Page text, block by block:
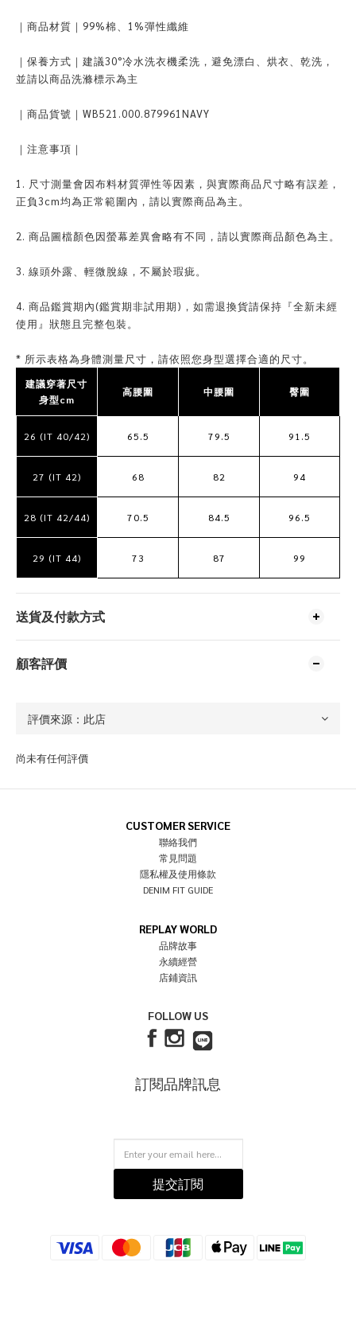
｜商品材質｜99%棉、1%彈性纖維
｜保養方式｜建議30°冷水洗衣機柔洗，避免漂白、烘衣、乾洗，
並請以商品洗滌標示為主
｜商品貨號｜WB521.000.879961NAVY
｜注意事項｜
1. 尺寸測量會因布料材質彈性等因素，與實際商品尺寸略有誤差，
正負3cm均為正常範圍內，請以實際商品為主。
2. 商品圖檔顏色因螢幕差異會略有不同，請以實際商品顏色為主。
3. 線頭外露、輕微脫線，不屬於瑕疵。
4. 商品鑑賞期內(鑑賞期非試用期)，如需退換貨請保持『全新未經
使用』狀態且完整包裝。
* 所示表格為身體測量尺寸，請依照您身型選擇合適的尺寸。
建議穿著尺寸
身型cm
高腰圍 中腰圍 臀圍
26 (IT 40/42) 65.5 79.5 91.5
27 (IT 42) 68 82 94
28 (IT 42/44) 70.5 84.5 96.5
29 (IT 44) 73 87 99
送貨及付款方式
顧客評價
尚未有任何評價
CUSTOMER SERVICE
聯絡我們
常見問題
隱私權及使用條款
DENIM FIT GUIDE
REPLAY WORLD
品牌故事
永續經營
店鋪資訊
FOLLOW US
訂閱品牌訊息
提交訂閱